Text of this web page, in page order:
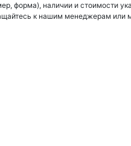
форма), наличии и стоимости
к нашим менеджерам или